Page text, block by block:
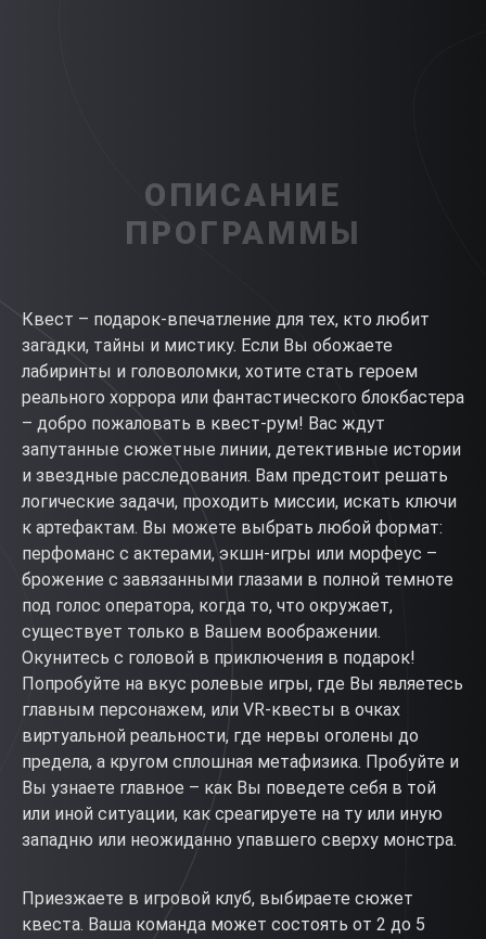
ОПИСАНИЕ
ПРОГРАММЫ
Квест – подарок-впечатление для тех, кто любит
загадки, тайны и мистику. Если Вы обожаете
лабиринты и головоломки, хотите стать героем
реального хоррора или фантастического блокбастера
– добро пожаловать в квест-рум! Вас ждут
запутанные сюжетные линии, детективные истории
и звездные расследования. Вам предстоит решать
логические задачи, проходить миссии, искать ключи
к артефактам. Вы можете выбрать любой формат:
перфоманс с актерами, экшн-игры или морфеус –
брожение с завязанными глазами в полной темноте
под голос оператора, когда то, что окружает,
существует только в Вашем воображении.
Окунитесь с головой в приключения в подарок!
Попробуйте на вкус ролевые игры, где Вы являетесь
главным персонажем, или VR-квесты в очках
виртуальной реальности, где нервы оголены до
предела, а кругом сплошная метафизика. Пробуйте и
Вы узнаете главное – как Вы поведете себя в той
или иной ситуации, как среагируете на ту или иную
западню или неожиданно упавшего сверху монстра.
Приезжаете в игровой клуб, выбираете сюжет
квеста. Ваша команда может состоять от 2 до 5